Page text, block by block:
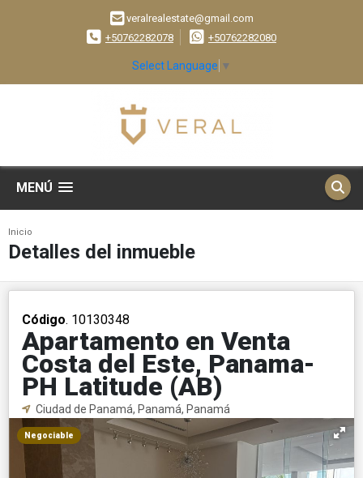
veralrealestate@gmail.com
+50762282078
+50762282080
Select Language ▼
MENÚ
Inicio
Detalles del inmueble
Código. 10130348
Apartamento en Venta
Costa del Este, Panama-
PH Latitude (AB)
Ciudad de Panamá, Panamá, Panamá
Negociable